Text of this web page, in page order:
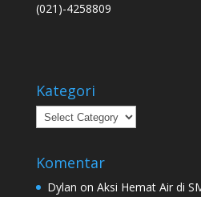
(021)-4258809
Kategori
Kategori
Komentar
Dylan on Aksi Hemat Air di